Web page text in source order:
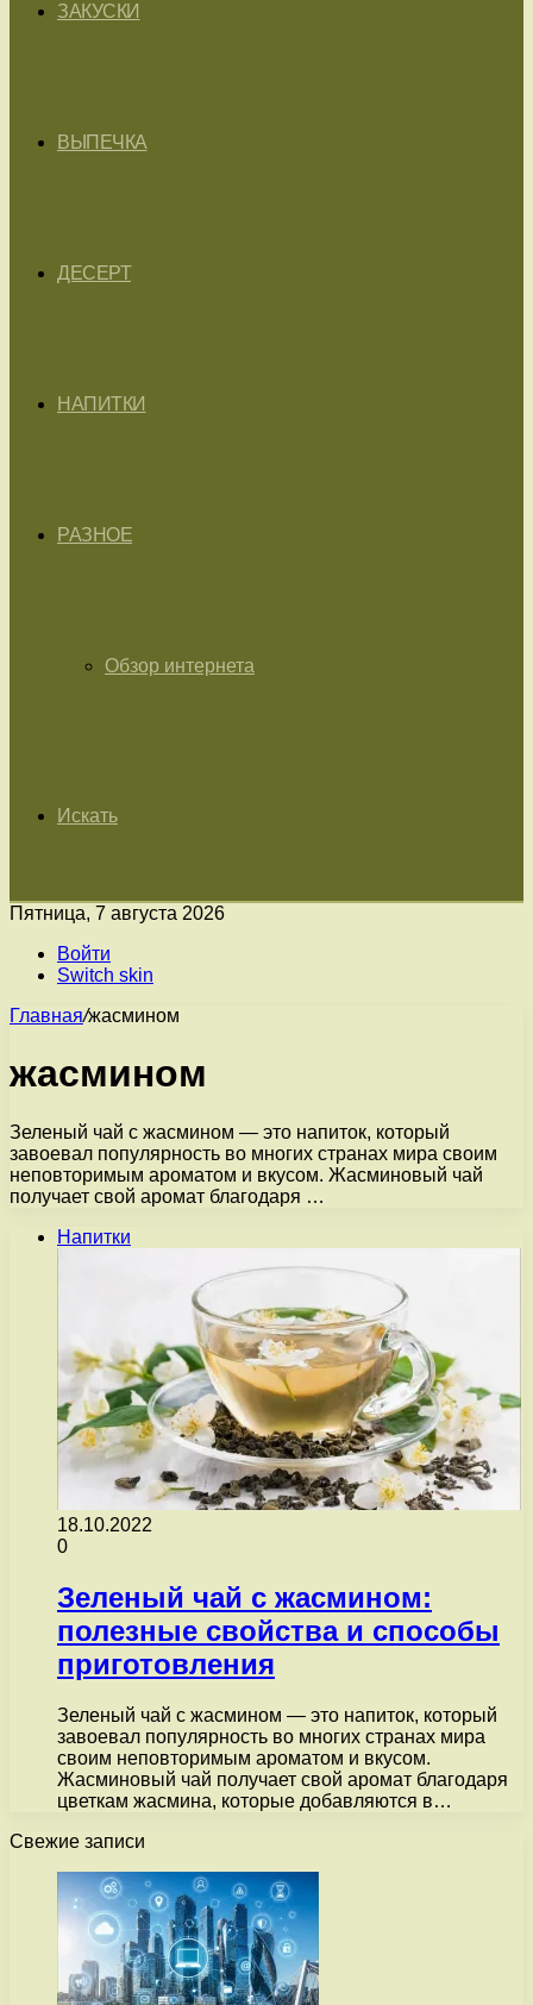
ЗАКУСКИ
ВЫПЕЧКА
ДЕСЕРТ
НАПИТКИ
РАЗНОЕ
Обзор интернета
Искать
Пятница, 7 августа 2026
Войти
Switch skin
Главная/жасмином
жасмином
Зеленый чай с жасмином — это напиток, который
завоевал популярность во многих странах мира своим
неповторимым ароматом и вкусом. Жасминовый чай
получает свой аромат благодаря …
Напитки
18.10.2022
0
Зеленый чай с жасмином:
полезные свойства и способы
приготовления
Зеленый чай с жасмином — это напиток, который
завоевал популярность во многих странах мира
своим неповторимым ароматом и вкусом.
Жасминовый чай получает свой аромат благодаря
цветкам жасмина, которые добавляются в…
Свежие записи